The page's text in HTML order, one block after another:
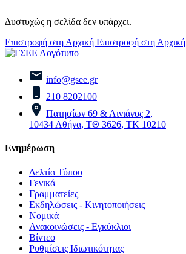
Δυστυχώς η σελίδα δεν υπάρχει.
Επιστροφή στη Αρχική Επιστροφή στη Αρχική
info@gsee.gr
210 8202100
Πατησίων 69 & Αινιάνος 2,
10434 Αθήνα, ΤΘ 3626, ΤΚ 10210
Ενημέρωση
Δελτία Τύπου
Γενικά
Γραμματείες
Εκδηλώσεις - Κινητοποιήσεις
Νομικά
Ανακοινώσεις - Εγκύκλιοι
Βίντεο
Ρυθμίσεις Ιδιωτικότητας